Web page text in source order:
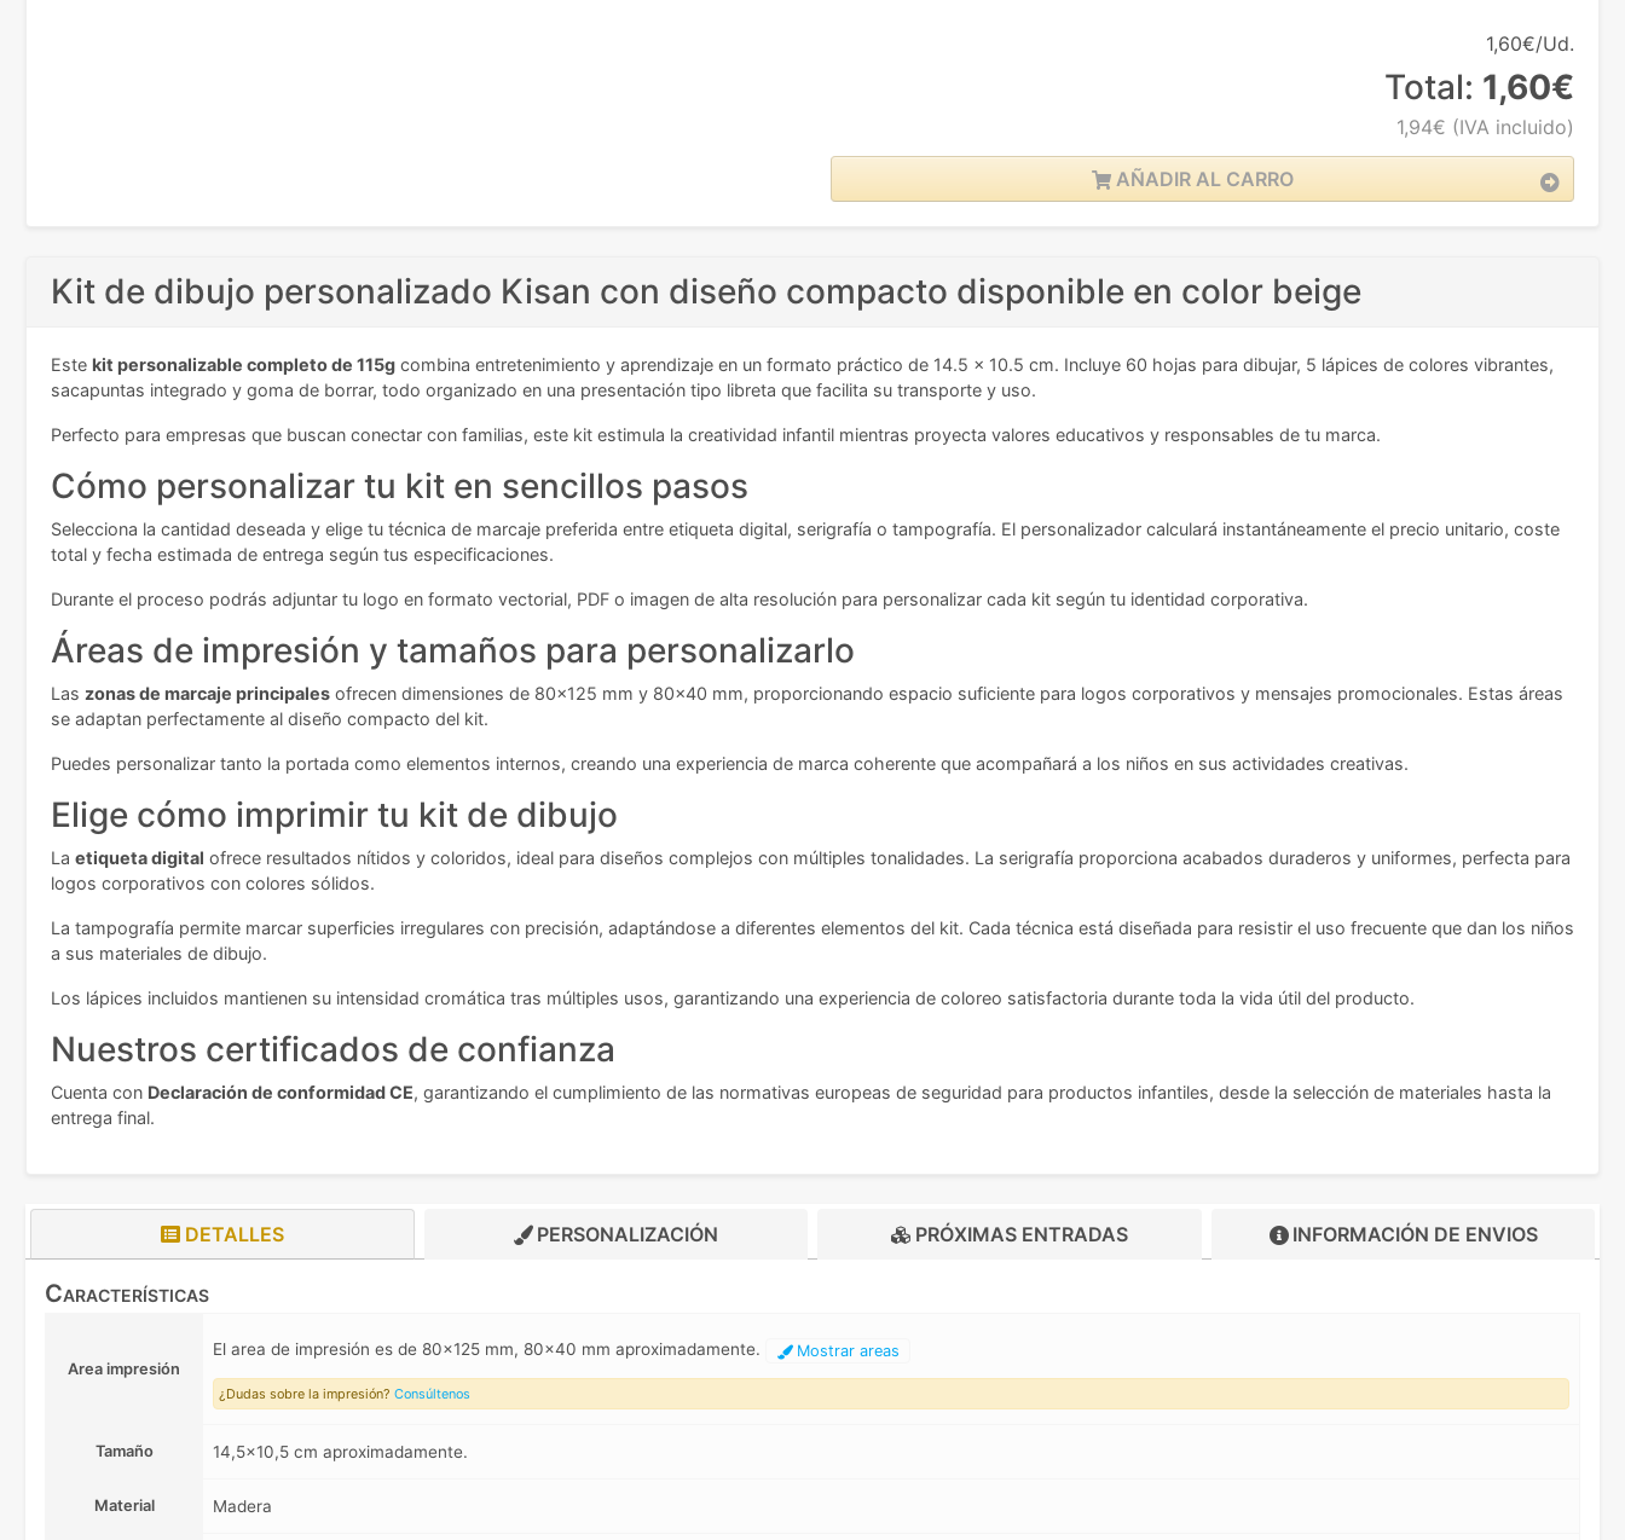
1,60€/Ud.
Total: 1,60€
1,94€ (IVA incluido)
AÑADIR AL CARRO
Kit de dibujo personalizado Kisan con diseño compacto disponible en color beige
Este kit personalizable completo de 115g combina entretenimiento y aprendizaje en un formato práctico de 14.5 x 10.5 cm. Incluye 60 hojas para dibujar, 5 lápices de colores vibrantes,
sacapuntas integrado y goma de borrar, todo organizado en una presentación tipo libreta que facilita su transporte y uso.
Perfecto para empresas que buscan conectar con familias, este kit estimula la creatividad infantil mientras proyecta valores educativos y responsables de tu marca.
Cómo personalizar tu kit en sencillos pasos
Selecciona la cantidad deseada y elige tu técnica de marcaje preferida entre etiqueta digital, serigrafía o tampografía. El personalizador calculará instantáneamente el precio unitario, coste
total y fecha estimada de entrega según tus especificaciones.
Durante el proceso podrás adjuntar tu logo en formato vectorial, PDF o imagen de alta resolución para personalizar cada kit según tu identidad corporativa.
Áreas de impresión y tamaños para personalizarlo
Las zonas de marcaje principales ofrecen dimensiones de 80x125 mm y 80x40 mm, proporcionando espacio suficiente para logos corporativos y mensajes promocionales. Estas áreas
se adaptan perfectamente al diseño compacto del kit.
Puedes personalizar tanto la portada como elementos internos, creando una experiencia de marca coherente que acompañará a los niños en sus actividades creativas.
Elige cómo imprimir tu kit de dibujo
La etiqueta digital ofrece resultados nítidos y coloridos, ideal para diseños complejos con múltiples tonalidades. La serigrafía proporciona acabados duraderos y uniformes, perfecta para
logos corporativos con colores sólidos.
La tampografía permite marcar superficies irregulares con precisión, adaptándose a diferentes elementos del kit. Cada técnica está diseñada para resistir el uso frecuente que dan los niños
a sus materiales de dibujo.
Los lápices incluidos mantienen su intensidad cromática tras múltiples usos, garantizando una experiencia de coloreo satisfactoria durante toda la vida útil del producto.
Nuestros certificados de confianza
Cuenta con Declaración de conformidad CE, garantizando el cumplimiento de las normativas europeas de seguridad para productos infantiles, desde la selección de materiales hasta la
entrega final.
DETALLES PERSONALIZACIÓN PRÓXIMAS ENTRADAS INFORMACIÓN DE ENVIOS
Características
Area impresión
El area de impresión es de 80x125 mm, 80x40 mm aproximadamente. Mostrar areas
¿Dudas sobre la impresión? Consúltenos
Tamaño 14,5x10,5 cm aproximadamente.
Material Madera